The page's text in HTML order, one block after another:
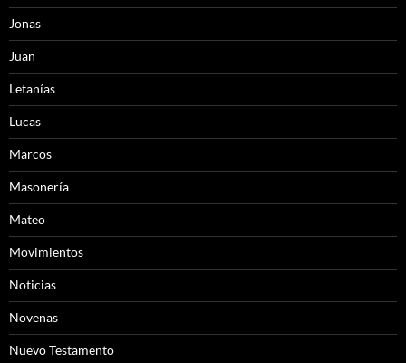
Jonas
Juan
Letanías
Lucas
Marcos
Masonería
Mateo
Movimientos
Noticias
Novenas
Nuevo Testamento